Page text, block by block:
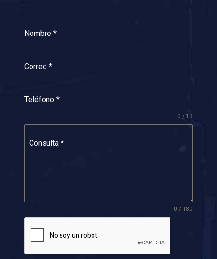
Nombre *
Correo *
Teléfono *
0 / 13
Consulta *
0 / 180